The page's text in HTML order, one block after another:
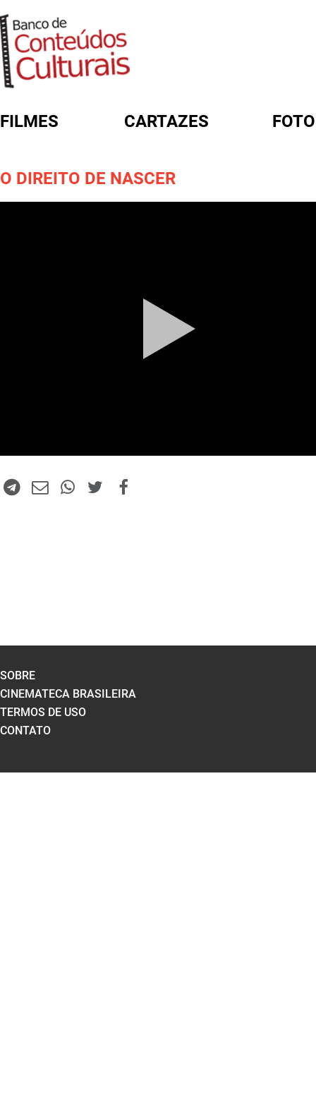
FILMES CARTAZES
O DIREITO DE NASCER
SOBRE
CINEMATECA BRASILEIRA
TERMOS DE USO
CONTATO